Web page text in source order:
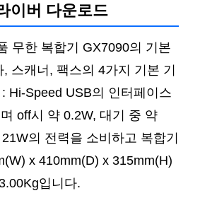
이버 다운로드
무한 복합기 GX7090의 기본
스캐너, 팩스의 4가지 기본 기
Hi-Speed USB의 인터페이스
off시 약 0.2W, 대기 중 약
의 전력을 소비하고 복합기
x 410mm(D) x 315mm(H)
입니다.